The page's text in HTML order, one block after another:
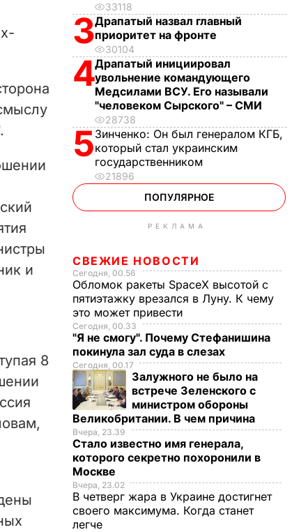
и
8
33118
3Драпатый назвал главный
приоритет на фронте
30104
4Драпатый инициировал
увольнение командующего
Медсилами ВСУ. Его называли
"человеком Сырского" – СМИ
28738
5Зинченко: Он был генералом КГБ,
который стал украинским
государственником
21896
ПОПУЛЯРНОЕ
РЕКЛАМА
СВЕЖИЕ НОВОСТИ
Сегодня, 00.56
Обломок ракеты SpaceX высотой с
пятиэтажку врезался в Луну. К чему
это может привести
Сегодня, 00.33
"Я не смогу". Почему Стефанишина
покинула зал суда в слезах
Сегодня, 00.17
Залужного не было на
встрече Зеленского с
министром обороны
Великобритании. В чем причина
Вчера, 23.39
Стало известно имя генерала,
которого секретно похоронили в
Москве
Вчера, 23.02
В четверг жара в Украине достигнет
своего максимума. Когда станет
легче